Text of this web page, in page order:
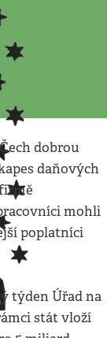
dobrou
daňových
mohli
poplatníci
týden Úřad na
stát vloží